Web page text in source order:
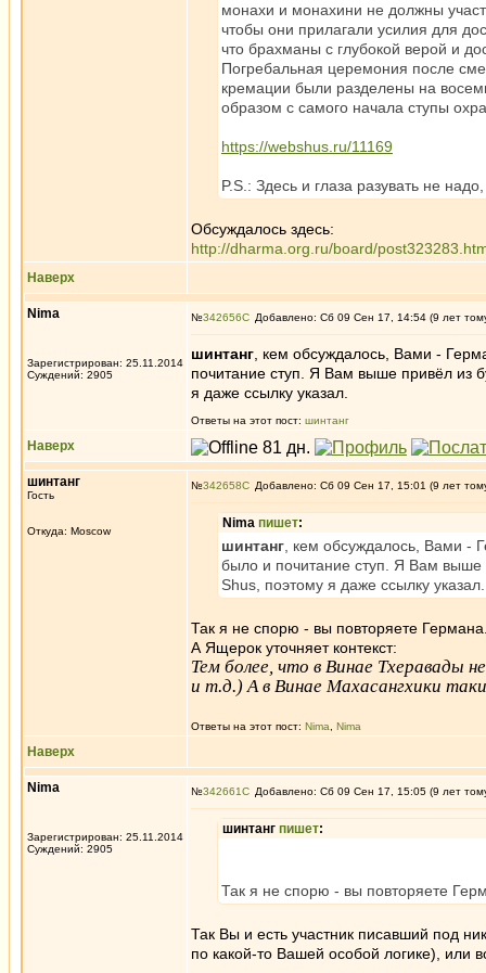
монахи и монахини не должны
чтобы они прилагали усилия для
что брахманы с глубокой верой и
Погребальная церемония после
кремации были разделены на
образом с самого начала ступы
https://webshus.ru/11169
P.S.: Здесь и глаза разувать не
Обсуждалось здесь:
http://dharma.org.ru/board/
Наверх
Nima
Зарегистрирован: 25.11.2014
Суждений: 2905
№342656 Добавлено: Сб 09 Сен 17, 14:54 (9 лет
шинтанг , кем обсуждалось, Вами -
почитание ступ. Я Вам выше привёл из
я даже ссылку указал.
Ответы на этот пост: шинтанг
Наверх
шинтанг
Гость
Откуда: Moscow
№342658 Добавлено: Сб 09 Сен 17, 15:01 (9 лет
Nima пишет:
шинтанг , кем обсуждалось, Вами -
было и почитание ступ. Я Вам выше
Shus, поэтому я даже ссылку указал.
Так я не спорю - вы повторяете
А Ящерок уточняет контекст:
Тем более, что в Винае Тхеравады
и т.д.) А в Винае Махасангхики
Ответы на этот пост: Nima Nima
Наверх
Nima
Зарегистрирован: 25.11.2014
Суждений: 2905
№342661 Добавлено: Сб 09 Сен 17, 15:05 (9 лет
шинтанг пишет:
Так я не спорю - вы повторяете
Так Вы и есть участник писавший под
по какой-то Вашей особой логике), или